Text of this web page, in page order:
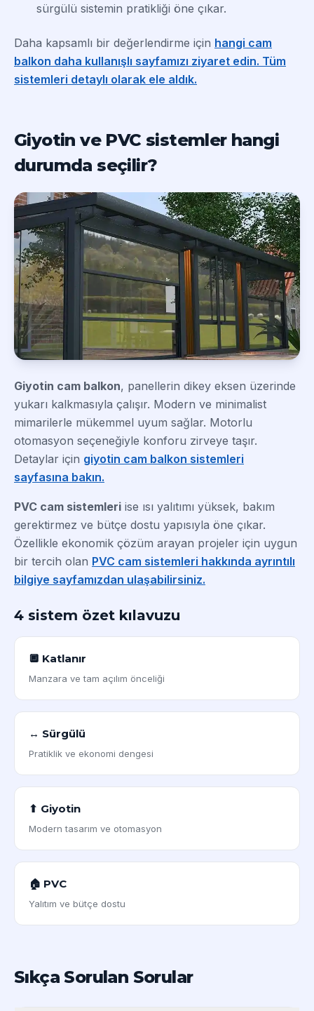
sürgülü sistemin pratikliği öne çıkar.
Daha kapsamlı bir değerlendirme için hangi cam
balkon daha kullanışlı sayfamızı ziyaret edin. Tüm
sistemleri detaylı olarak ele aldık.
Giyotin ve PVC sistemler hangi
durumda seçilir?
Giyotin cam balkon, panellerin dikey eksen üzerinde
yukarı kalkmasıyla çalışır. Modern ve minimalist
mimarilerle mükemmel uyum sağlar. Motorlu
otomasyon seçeneğiyle konforu zirveye taşır.
Detaylar için giyotin cam balkon sistemleri
sayfasına bakın.
PVC cam sistemleri ise ısı yalıtımı yüksek, bakım
gerektirmez ve bütçe dostu yapısıyla öne çıkar.
Özellikle ekonomik çözüm arayan projeler için uygun
bir tercih olan PVC cam sistemleri hakkında ayrıntılı
bilgiye sayfamızdan ulaşabilirsiniz.
4 sistem özet kılavuzu
🔲 Katlanır
Manzara ve tam açılım önceliği
↔ Sürgülü
Pratiklik ve ekonomi dengesi
⬆ Giyotin
Modern tasarım ve otomasyon
🏠 PVC
Yalıtım ve bütçe dostu
Sıkça Sorulan Sorular